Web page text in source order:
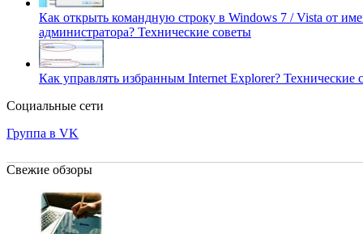
Как открыть командную строку в Windows 7 / Vista от
администратора? Технические советы
Как управлять избранным Internet Explorer? Технические
Социальные сети
Группа в VK
Свежие обзоры